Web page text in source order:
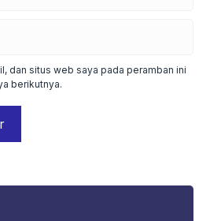
dan situs web saya pada peramban ini
berikutnya.